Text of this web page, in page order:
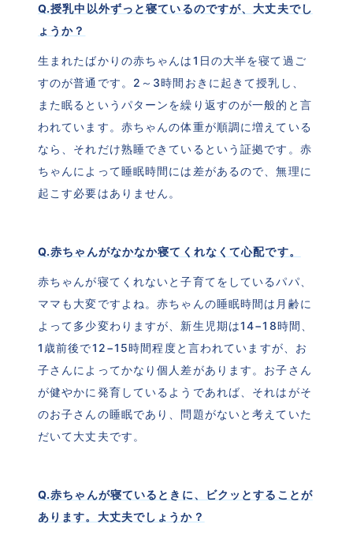
Q.授乳中以外ずっと寝ているのですが、大丈夫でし
ょうか？
生まれたばかりの赤ちゃんは1日の大半を寝て過ご
すのが普通です。2～3時間おきに起きて授乳し、
また眠るというパターンを繰り返すのが一般的と言
われています。赤ちゃんの体重が順調に増えている
なら、それだけ熟睡できているという証拠です。赤
ちゃんによって睡眠時間には差があるので、無理に
起こす必要はありません。
Q.赤ちゃんがなかなか寝てくれなくて心配です。
赤ちゃんが寝てくれないと子育てをしているパパ、
ママも大変ですよね。赤ちゃんの睡眠時間は月齢に
よって多少変わりますが、新生児期は14−18時間、
1歳前後で12−15時間程度と言われていますが、お
子さんによってかなり個人差があります。お子さん
が健やかに発育しているようであれば、それはがそ
のお子さんの睡眠であり、問題がないと考えていた
だいて大丈夫です。
Q.赤ちゃんが寝ているときに、ビクッとすることが
あります。大丈夫でしょうか？